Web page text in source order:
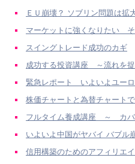
ＥＵ崩壊？ ソブリン問題は拡
マーケットに強くなりたい
スイングトレード成功のカギ
成功する投資講座 ～流れを捉
緊急レポート いよいよユー
株価チャートと為替チャート
フルタイム養成講座 ～ カ
いよいよ中国がヤバイ バブル
信用構築のためのアフィリエイ